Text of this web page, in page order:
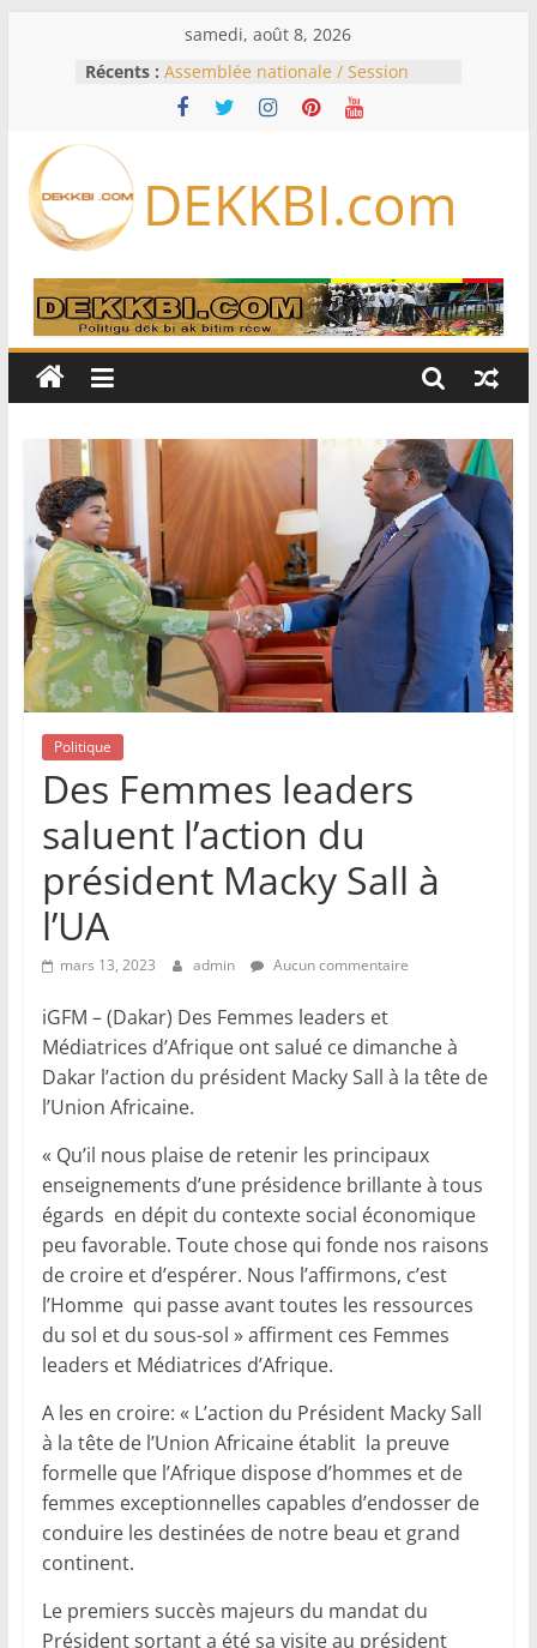
samedi, août 8, 2026
Récents : Assemblée nationale / Session
extraordinaire: Six commissions
d’enquête à l’ordre du jour ce lundi
Bénin: Patrice Talon élu président
du Sénat, moins de trois mois
Pakistan et la Turquie signent un
accord de défense
RD Congo: Kinshasa interdit les
exportations de cuivre et de cobalt
production
DEKKBI.com
Politique
Des Femmes leaders
saluent l’action du
président Macky Sall à
l’UA
mars 13, 2023 admin Aucun commentaire
iGFM – (Dakar) Des Femmes leaders et
Médiatrices d’Afrique ont salué ce dimanche à
Dakar l’action du président Macky Sall à la tête de
l’Union Africaine.
« Qu’il nous plaise de retenir les principaux
enseignements d’une présidence brillante à tous
égards en dépit du contexte social économique
peu favorable. Toute chose qui fonde nos raisons
de croire et d’espérer. Nous l’affirmons, c’est
l’Homme qui passe avant toutes les ressources
du sol et du sous-sol » affirment ces Femmes
leaders et Médiatrices d’Afrique.
A les en croire: « L’action du Président Macky Sall
à la tête de l’Union Africaine établit la preuve
formelle que l’Afrique dispose d’hommes et de
femmes exceptionnelles capables d’endosser de
conduire les destinées de notre beau et grand
continent.
Le premiers succès majeurs du mandat du
Président sortant a été sa visite au président